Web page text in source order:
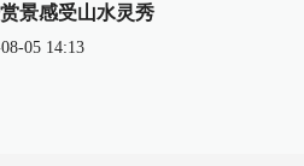
景感受山水灵秀
05 14:13